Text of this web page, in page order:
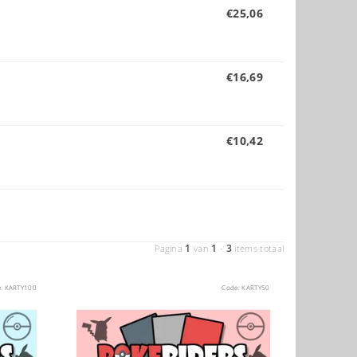
€25,06
€16,69
€10,42
Pagina 1 van 1 - 3 items totaal
KARTY100 Code:KARTY50